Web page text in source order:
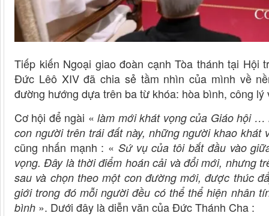
Tiếp kiến Ngoại giao đoàn cạnh Tòa thánh tại Hội
Đức Lêô XIV đã chia sẻ tầm nhìn của mình về
đường hướng dựa trên ba từ khóa: hòa bình, công lý
Cơ hội để ngài «làm mới khát vọng của Giáo hội
con người trên trái đất này, những người khao khát
cũng nhấn mạnh : « Sứ vụ của tôi bắt đầu vào
vọng. Đây là thời điểm hoán cải và đổi mới, nhưng
sau và chọn theo một con đường mới, được thúc
giới trong đó mỗi người đều có thể thể hiện nhân
bình ». Dưới đây là diễn văn của Đức Thánh Cha :